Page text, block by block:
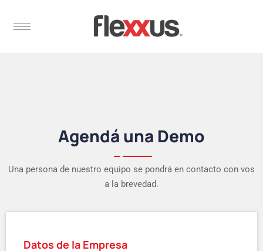
Agendá una Demo
Una persona de nuestro equipo se pondrá en contacto con vos
a la brevedad.
Datos de la Empresa